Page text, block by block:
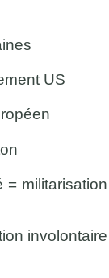
US
= militarisation
involontaire